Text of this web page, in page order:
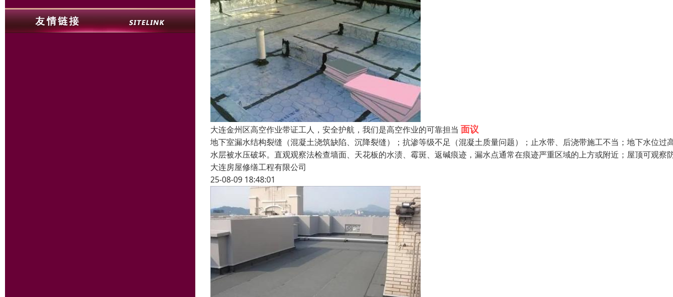
大连金州区高空作业带证工人，安全护航，我们是高空作业的可靠担当 面议
地下室漏水结构裂缝（混凝土浇筑缺陷、沉降裂缝）；抗渗等级不足（混凝土质量问题）；止水带、后浇带施工不当；地下水位过
水层被水压破坏。直观观察法检查墙面、天花板的水渍、霉斑、返碱痕迹，漏水点通常在痕迹严重区域的上方或附近；屋顶可观察
大连房屋修缮工程有限公司
25-08-09 18:48:01